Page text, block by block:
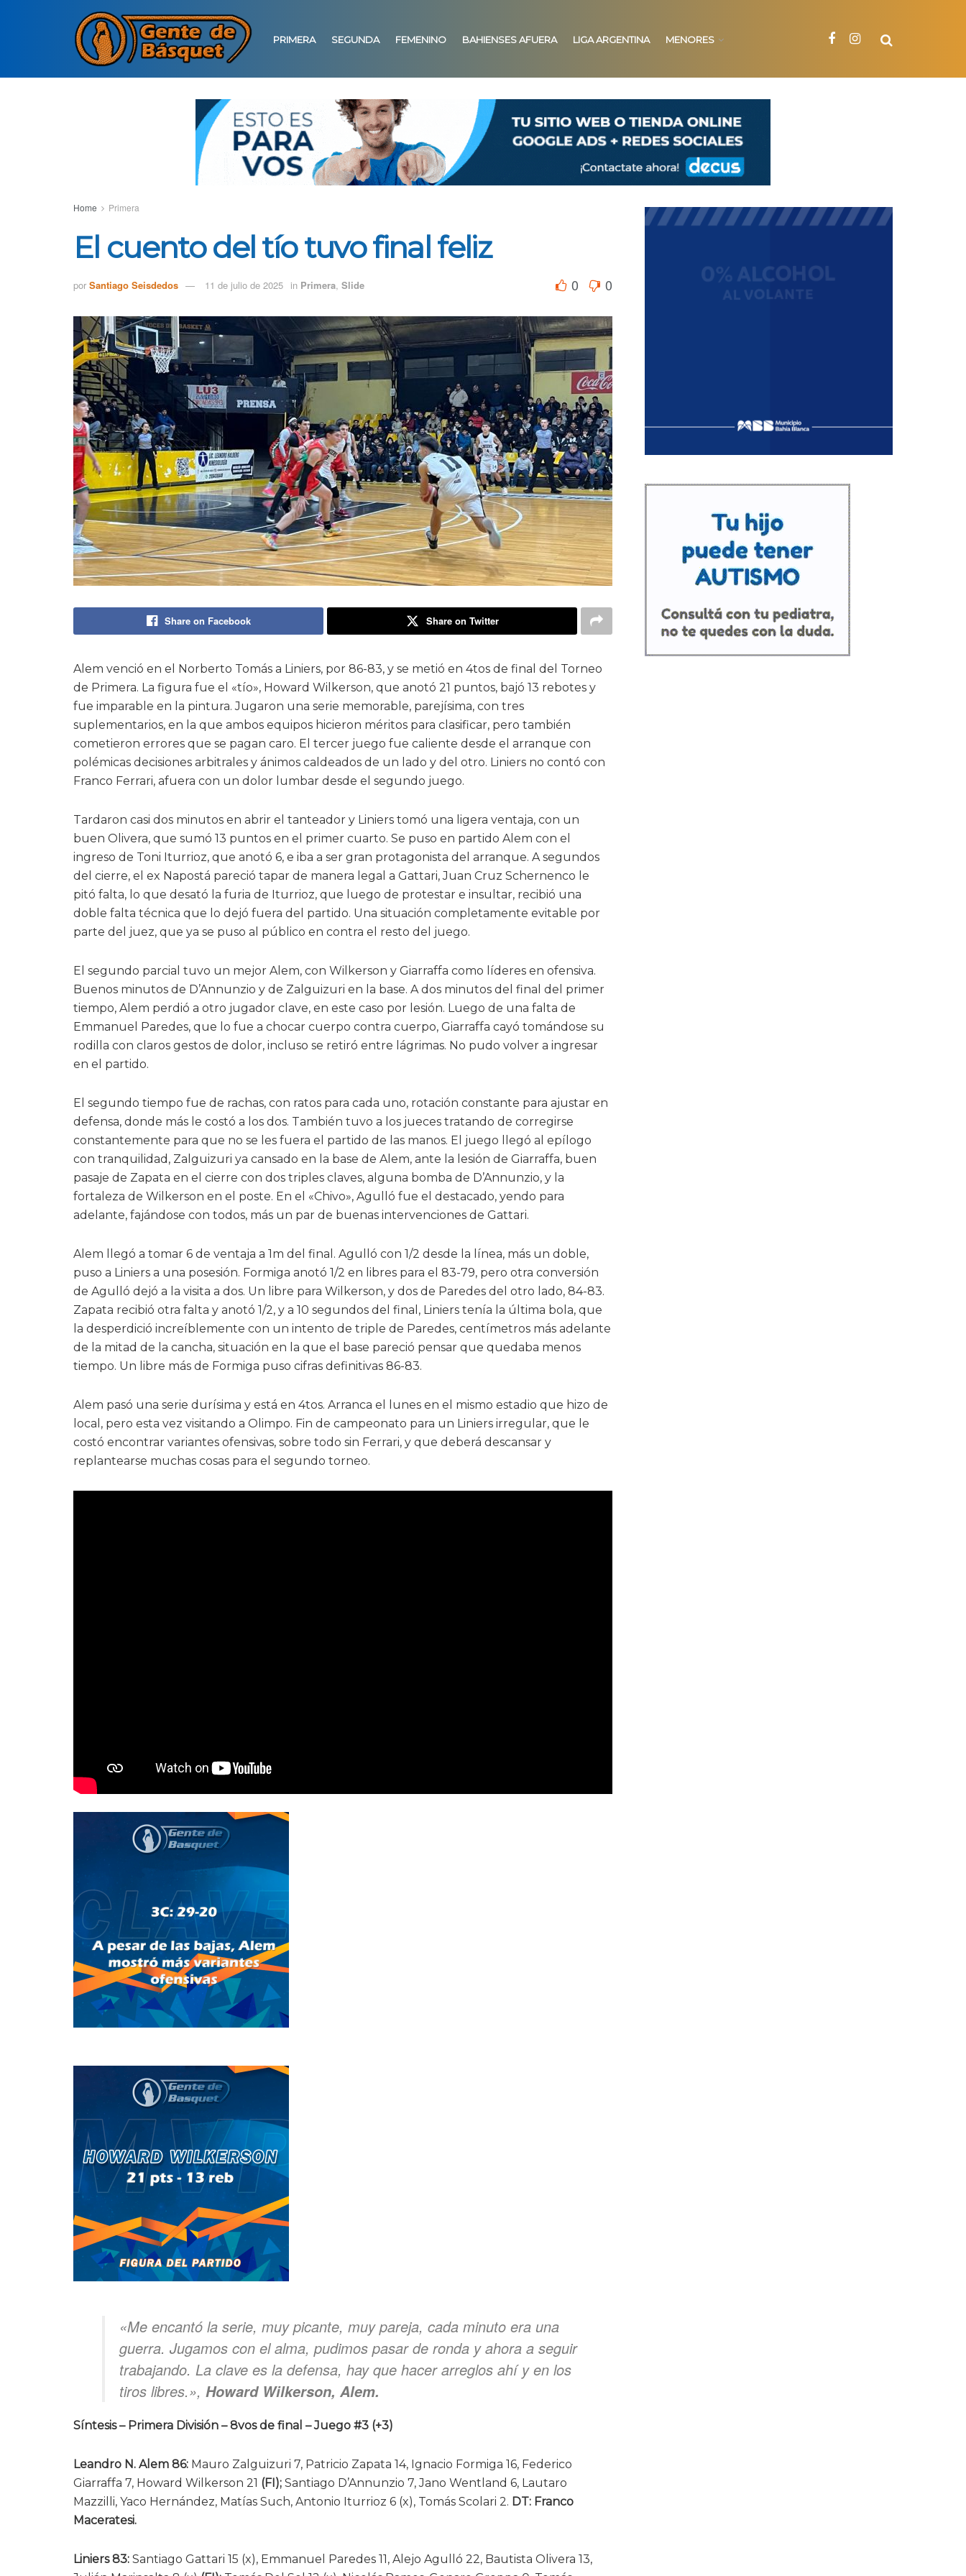
PRIMERA SEGUNDA FEMENINO BAHIENSES AFUERA LIGA ARGENTINA MENORES
Home Primera
El cuento del tío tuvo final feliz
por Santiago Seisdedos 11 de julio de 2025 in Primera, Slide 0 0
Share on Facebook Share on Twitter
Alem venció en el Norberto Tomás a Liniers, por 86-83, y se metió en 4tos de final del Torneo
de Primera. La figura fue el «tío», Howard Wilkerson, que anotó 21 puntos, bajó 13 rebotes y
fue imparable en la pintura. Jugaron una serie memorable, parejísima, con tres
suplementarios, en la que ambos equipos hicieron méritos para clasificar, pero también
cometieron errores que se pagan caro. El tercer juego fue caliente desde el arranque con
polémicas decisiones arbitrales y ánimos caldeados de un lado y del otro. Liniers no contó con
Franco Ferrari, afuera con un dolor lumbar desde el segundo juego.
Tardaron casi dos minutos en abrir el tanteador y Liniers tomó una ligera ventaja, con un
buen Olivera, que sumó 13 puntos en el primer cuarto. Se puso en partido Alem con el
ingreso de Toni Iturrioz, que anotó 6, e iba a ser gran protagonista del arranque. A segundos
del cierre, el ex Napostá pareció tapar de manera legal a Gattari, Juan Cruz Schernenco le
pitó falta, lo que desató la furia de Iturrioz, que luego de protestar e insultar, recibió una
doble falta técnica que lo dejó fuera del partido. Una situación completamente evitable por
parte del juez, que ya se puso al público en contra el resto del juego.
El segundo parcial tuvo un mejor Alem, con Wilkerson y Giarraffa como líderes en ofensiva.
Buenos minutos de D’Annunzio y de Zalguizuri en la base. A dos minutos del final del primer
tiempo, Alem perdió a otro jugador clave, en este caso por lesión. Luego de una falta de
Emmanuel Paredes, que lo fue a chocar cuerpo contra cuerpo, Giarraffa cayó tomándose su
rodilla con claros gestos de dolor, incluso se retiró entre lágrimas. No pudo volver a ingresar
en el partido.
El segundo tiempo fue de rachas, con ratos para cada uno, rotación constante para ajustar en
defensa, donde más le costó a los dos. También tuvo a los jueces tratando de corregirse
constantemente para que no se les fuera el partido de las manos. El juego llegó al epílogo
con tranquilidad, Zalguizuri ya cansado en la base de Alem, ante la lesión de Giarraffa, buen
pasaje de Zapata en el cierre con dos triples claves, alguna bomba de D’Annunzio, y la
fortaleza de Wilkerson en el poste. En el «Chivo», Agulló fue el destacado, yendo para
adelante, fajándose con todos, más un par de buenas intervenciones de Gattari.
Alem llegó a tomar 6 de ventaja a 1m del final. Agulló con 1/2 desde la línea, más un doble,
puso a Liniers a una posesión. Formiga anotó 1/2 en libres para el 83-79, pero otra conversión
de Agulló dejó a la visita a dos. Un libre para Wilkerson, y dos de Paredes del otro lado, 84-83.
Zapata recibió otra falta y anotó 1/2, y a 10 segundos del final, Liniers tenía la última bola, que
la desperdició increíblemente con un intento de triple de Paredes, centímetros más adelante
de la mitad de la cancha, situación en la que el base pareció pensar que quedaba menos
tiempo. Un libre más de Formiga puso cifras definitivas 86-83.
Alem pasó una serie durísima y está en 4tos. Arranca el lunes en el mismo estadio que hizo de
local, pero esta vez visitando a Olimpo. Fin de campeonato para un Liniers irregular, que le
costó encontrar variantes ofensivas, sobre todo sin Ferrari, y que deberá descansar y
replantearse muchas cosas para el segundo torneo.
«Me encantó la serie, muy picante, muy pareja, cada minuto era una
guerra. Jugamos con el alma, pudimos pasar de ronda y ahora a seguir
trabajando. La clave es la defensa, hay que hacer arreglos ahí y en los
tiros libres.», Howard Wilkerson, Alem.
Síntesis – Primera División – 8vos de final – Juego #3 (+3)
Leandro N. Alem 86: Mauro Zalguizuri 7, Patricio Zapata 14, Ignacio Formiga 16, Federico
Giarraffa 7, Howard Wilkerson 21 (FI); Santiago D’Annunzio 7, Jano Wentland 6, Lautaro
Mazzilli, Yaco Hernández, Matías Such, Antonio Iturrioz 6 (x), Tomás Scolari 2. DT: Franco
Maceratesi.
Liniers 83: Santiago Gattari 15 (x), Emmanuel Paredes 11, Alejo Agulló 22, Bautista Olivera 13,